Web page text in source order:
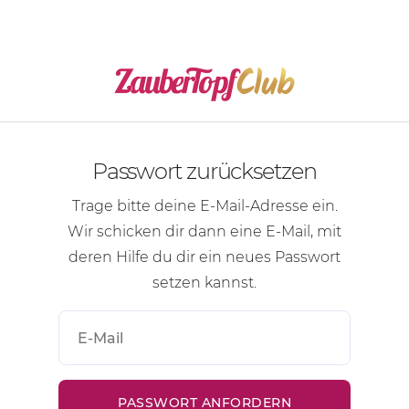
Passwort zurücksetzen
Trage bitte deine E-Mail-Adresse ein.
Wir schicken dir dann eine E-Mail , mit
deren Hilfe du dir ein neues Passwort
setzen kannst.